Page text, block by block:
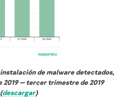
de malware detectados,
2019 — tercer trimestre de 2019
(descargar)